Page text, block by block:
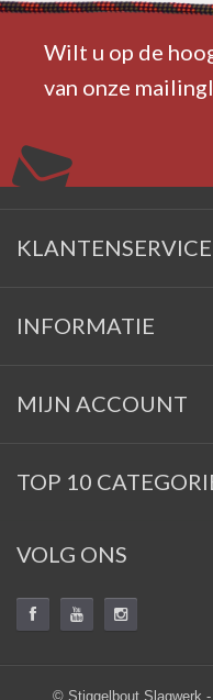
Wilt u op de
van onze
KLANTENSERVICE
INFORMATIE
MIJN ACCOUNT
TOP 10
VOLG ONS
© Stiggelbout Slagwerk